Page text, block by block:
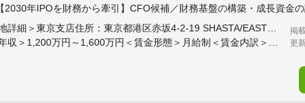
【2030年IPOを財務から牽引】CFO候補／財務基盤の構築・成長資金
＜勤務地詳細＞東京支店住所：東京都港区赤坂4-2-19 SHASTA/EAST 5F勤務地最寄駅：東京メトロ線／赤坂見附駅受動喫煙対策：屋内全面禁煙変更の範囲：会社の定める事業所
＜予定年収＞1,200万円～1,600万円＜賃金形態＞月給制＜賃金内訳＞月額（基本給）：625,000円～875,000円固定残業手当/月：191,360円～267,920円（固定残業時間40時間0分/月）超過した時間外労働の残業手当は追加支給＜月給＞816,360円～1,142,920円（一律手当を含む）＜昇給有無＞有＜残業手当＞有＜給与補足＞※実績に応じて柔軟に検討します。■賞与：年2回（6、12月）■昇給：年1回（3、9月）賃金はあくまでも目安の金額であり、選考を通じて上下する可能性があります。月給(月額)は固定手当を含めた表記です。
掲
更